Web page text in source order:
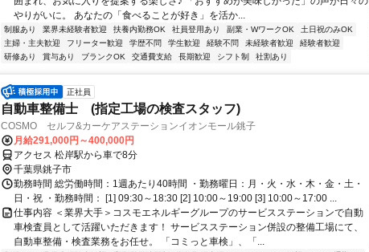
やりがいに。 あなたの「食べることが好き」を活か...
制服あり 業界未経験者歓迎 扶養内勤務OK 社員登用あり 副業・WワークOK
土日祝のみOK
主婦・主夫歓迎
フリーター歓迎 学歴不問 学生歓迎 経験不問 未経験者歓迎
経験者歓迎
研修あり
賞与あり ブランクOK 交通費支給 長期歓迎 シフト制 社割あり
正社員
自動車整備士 (指定工場の検査スタッフ)
COSMO セルフ&カーケアステーションイオンモール銚子
月給291,000円～400,000円
アクセス 松岸駅から車で8分
千葉県銚子市
勤務時間 総労働時間：1週あたり40時間 ・勤務曜日：月・火・水・木・金・土・
日・祝 ・勤務時間： [1] 09:30～18:30 [2] 10:00～19:00 [3] 10:00～17:00 ...
仕事内容 ＜業界大手＞コスモエネルギーグループのサービスステーションで自動
車検査員として活躍いただきます！ サービスステーション併設の整備工場にて、
自動車整備・検査業務をお任せ。 「コミっと車検」、「...